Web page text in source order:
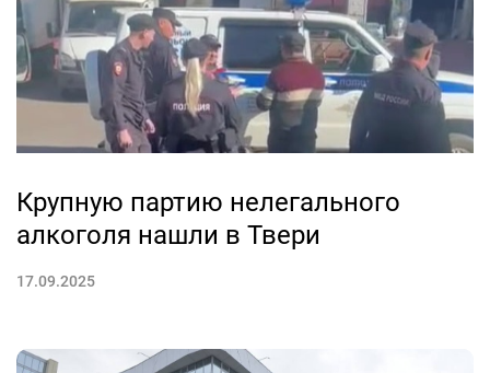
Крупную партию нелегального
алкоголя нашли в Твери
17.09.2025